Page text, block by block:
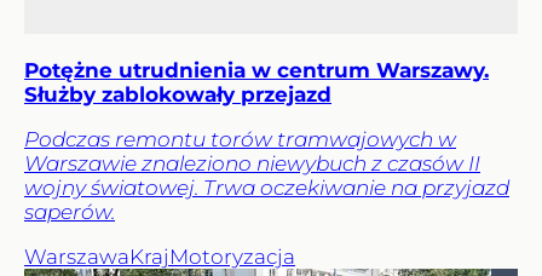
Potężne utrudnienia w centrum Warszawy.
Służby zablokowały przejazd
Podczas remontu torów tramwajowych w
Warszawie znaleziono niewybuch z czasów II
wojny światowej. Trwa oczekiwanie na przyjazd
saperów.
WarszawaKraj Motoryzacja